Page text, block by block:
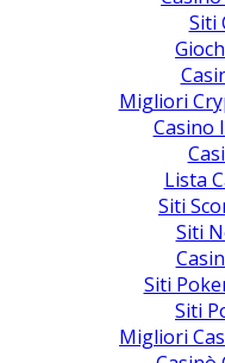
Siti
Migliori
Casino
Lista
Siti
Siti
Siti
Siti
Migliori